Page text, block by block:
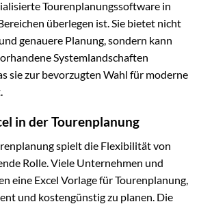
Tourenplanungssoftware in
überlegen ist. Sie bietet nicht
genauere Planung, sondern kann
Systemlandschaften
sie zur bevorzugten Wahl für moderne
in der Tourenplanung
spielt die Flexibilität von
Rolle. Viele Unternehmen und
eine Excel Vorlage für Tourenplanung,
und kostengünstig zu planen. Die